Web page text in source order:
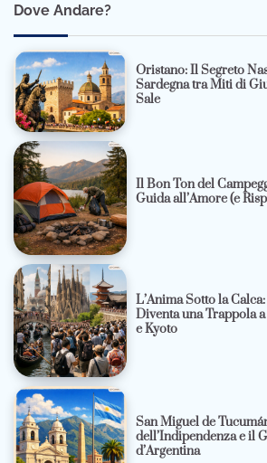
Dove Andare?
Oristano: Il Segreto
Sardegna tra Miti di
Sale
Il Bon Ton del
Guida all’Amore (e
L’Anima Sotto la
Diventa una Trappola
e Kyoto
San Miguel de
dell’Indipendenza e il
d’Argentina